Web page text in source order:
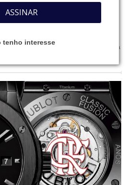
ASSINAR
tenho interesse
Schaffhausen Relógios
42mm | Edição Limitada Sara